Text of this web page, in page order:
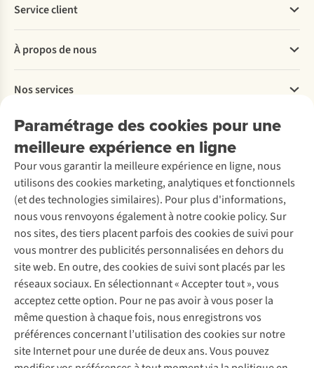
Paramétrage des cookies pour une
meilleure expérience en ligne
Pour vous garantir la meilleure expérience en ligne, nous
utilisons des cookies marketing, analytiques et fonctionnels
(et des technologies similaires). Pour plus d'informations,
nous vous renvoyons également à notre cookie policy. Sur
nos sites, des tiers placent parfois des cookies de suivi pour
vous montrer des publicités personnalisées en dehors du
site web. En outre, des cookies de suivi sont placés par les
réseaux sociaux. En sélectionnant « Accepter tout », vous
acceptez cette option. Pour ne pas avoir à vous poser la
même question à chaque fois, nous enregistrons vos
préférences concernant l’utilisation des cookies sur notre
site Internet pour une durée de deux ans. Vous pouvez
Service client
Commander
Payer
Livraison
Rétractation d'une commande
Entretien & réparations
Garantie
Contactez-nous
À propos de nous
Explore More
À propos d’Ayacucho
Nos magasins
À propos d’A.S.Adventure
Déclaration d'accessibilité
Nos services
Location / Location sports d’hiver
Entretien de ski
Service de lavage
Entretien de chaussures
Réparation de chaussures
Réparation de vêtements
Retouches
Pour les entreprises
Découvrez
A.S.Magazine
Explore Camp
Gear Check
Expertise & conseils
Abonnez-vous à la newsletter
Suivez-nous
Mentions légales Politique de confidentialité